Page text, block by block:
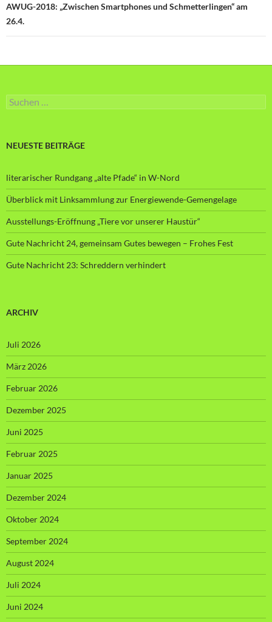
AWUG-2018: „Zwischen Smartphones und Schmetterlingen“ am
26.4.
Suche
nach:
NEUESTE BEITRÄGE
literarischer Rundgang „alte Pfade“ in W-Nord
Überblick mit Linksammlung zur Energiewende-Gemengelage
Ausstellungs-Eröffnung „Tiere vor unserer Haustür“
Gute Nachricht 24, gemeinsam Gutes bewegen – Frohes Fest
Gute Nachricht 23: Schreddern verhindert
ARCHIV
Juli 2026
März 2026
Februar 2026
Dezember 2025
Juni 2025
Februar 2025
Januar 2025
Dezember 2024
Oktober 2024
September 2024
August 2024
Juli 2024
Juni 2024